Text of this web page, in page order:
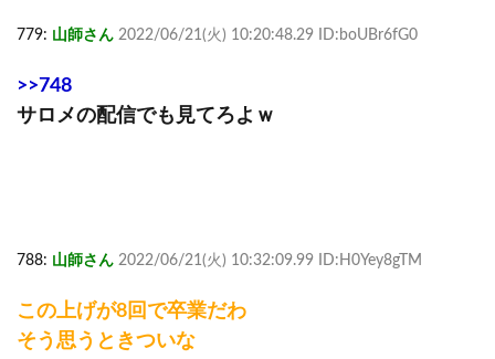
779: 山師さん 2022/06/21(火) 10:20:48.29 ID:boUBr6fG0
>>748
サロメの配信でも見てろよｗ
788: 山師さん 2022/06/21(火) 10:32:09.99 ID:H0Yey8gTM
この上げが8回で卒業だわ
そう思うときついな